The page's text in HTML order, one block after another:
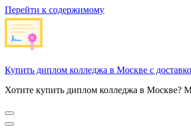
Перейти к содержимому
Купить диплом колледжа в Москве с
Хотите купить диплом колледжа в Москве?